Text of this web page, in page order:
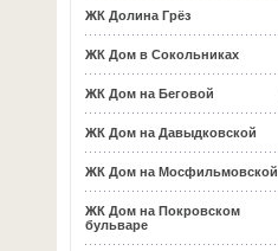
ЖК Долина Грёз
ЖК Дом в Сокольниках
ЖК Дом на Беговой
ЖК Дом на Давыдковской
ЖК Дом на Мосфильмовской
ЖК Дом на Покровском
бульваре